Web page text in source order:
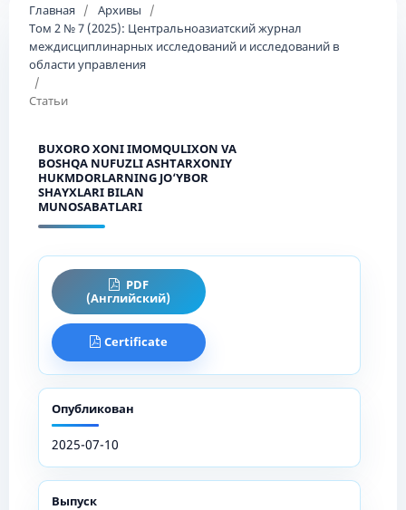
Главная / Архивы
/
Том 2 № 7 (2025): Центральноазиатский журнал
междисциплинарных исследований и исследований в
области управления
/
Статьи
BUXORO XONI IMOMQULIXON VA
BOSHQA NUFUZLI ASHTARXONIY
HUKMDORLARNING JO‘YBOR
SHAYXLARI BILAN
MUNOSABATLARI
PDF
(Английский)
Certificate
Опубликован
2025-07-10
Выпуск